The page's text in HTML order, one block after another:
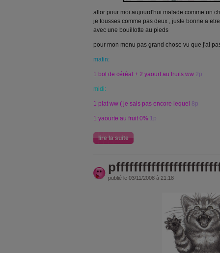
allor pour moi aujourd'hui malade comme un
je tousses comme pas deux , juste bonne a
avec une bouillotte au pieds
pour mon menu pas grand chose vu que j'ai
matin:
1 bol de céréal + 2 yaourt au fruits ww 2p
midi:
1 plat ww ( je sais pas encore lequel 8p
1 yaourte au fruit 0% 1p
lire la suite
publié le 03/11/2008 à 21:18